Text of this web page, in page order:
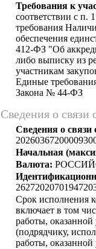
Требования к
соответствии с п.
требования
обеспечения
412-ФЗ "Об
либо выписку из
участникам
Единые
Закона № 44-ФЗ
Сведения о связи
Сведения о связи
Начальная
Валюта:
Срок исполнения
включает в том
работы, оказанной
(подрядчику,
работы, оказанной